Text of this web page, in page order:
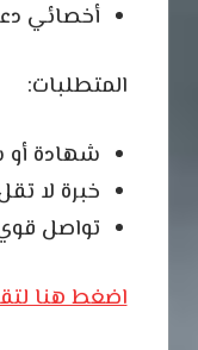
أخصائي
المتطلبات:
شهادة أو
خبرة لا
تواصل
اضغط هنا